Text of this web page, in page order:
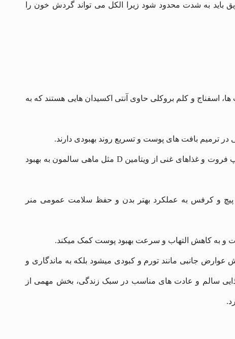
حداقل تا 24 ساعت پس از تزریق باید به شدت محدود شود زیرا الکل می تواند گردش خون را
اسفناج و کلم بروکلی حاوی آنتی‌ اکسیدان‌ هایی هستند که به
ترمیم بافت‌ های پوست و تسریع روند بهبودی دارند.
مواد غذایی غنی از ویتامین C و D: مرکبات مانند پرتقال، لیمو، گریپ‌ فروت و غذاهای غنی از ویتامین D مثل ماهی سالمون به بهبود
پیچ و کرفس به عملکرد بهتر بدن و حفظ سلامت عمومی منر
و به کاهش التهاب و سرعت بهبود پوست کمک میکند.
عوارض جانبی مانند تورم و کبودی میشود بلکه به ماندگاری و
سالم و عادت‌ های مناسب در سبک زندگی، بخش مهمی از